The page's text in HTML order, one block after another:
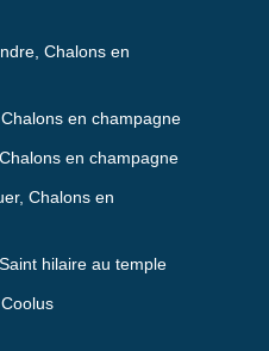
Chalons en
en champagne
en champagne
Chalons en
hilaire au temple